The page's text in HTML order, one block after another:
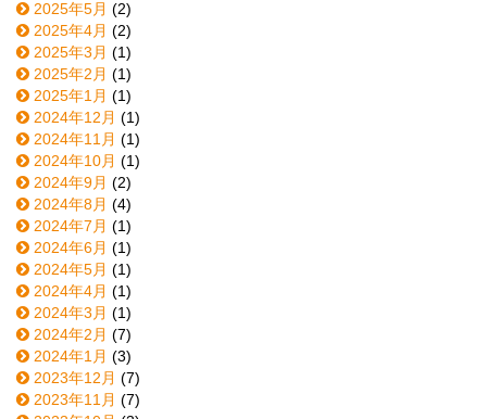
2025年5月 (2)
2025年4月 (2)
2025年3月 (1)
2025年2月 (1)
2025年1月 (1)
2024年12月 (1)
2024年11月 (1)
2024年10月 (1)
2024年9月 (2)
2024年8月 (4)
2024年7月 (1)
2024年6月 (1)
2024年5月 (1)
2024年4月 (1)
2024年3月 (1)
2024年2月 (7)
2024年1月 (3)
2023年12月 (7)
2023年11月 (7)